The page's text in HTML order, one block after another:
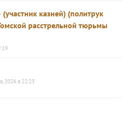
казней) (политрук
расстрельной тюрьмы
2026 в 22:23